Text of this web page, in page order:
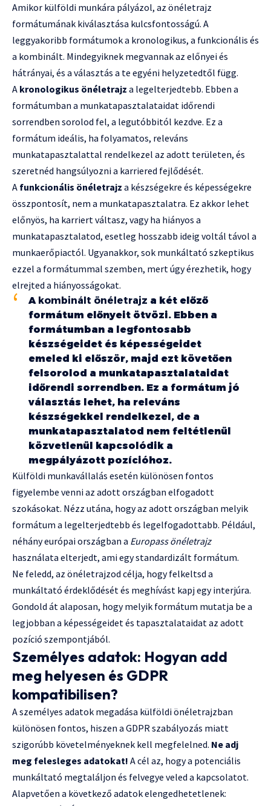
Amikor külföldi munkára pályázol, az önéletrajz
formátumának kiválasztása kulcsfontosságú. A
leggyakoribb formátumok a kronologikus, a funkcionális és
a kombinált. Mindegyiknek megvannak az előnyei és
hátrányai, és a választás a te egyéni helyzetedtől függ.
A kronologikus önéletrajz a legelterjedtebb. Ebben a
formátumban a munkatapasztalataidat időrendi
sorrendben sorolod fel, a legutóbbitól kezdve. Ez a
formátum ideális, ha folyamatos, releváns
munkatapasztalattal rendelkezel az adott területen, és
szeretnéd hangsúlyozni a karriered fejlődését.
A funkcionális önéletrajz a készségekre és képességekre
összpontosít, nem a munkatapasztalatra. Ez akkor lehet
előnyös, ha karriert váltasz, vagy ha hiányos a
munkatapasztalatod, esetleg hosszabb ideig voltál távol a
munkaerőpiactól. Ugyanakkor, sok munkáltató szkeptikus
ezzel a formátummal szemben, mert úgy érezhetik, hogy
elrejted a hiányosságokat.
A kombinált önéletrajz a két előző
formátum előnyeit ötvözi. Ebben a
formátumban a legfontosabb
készségeidet és képességeidet
emeled ki először, majd ezt követően
felsorolod a munkatapasztalataidat
időrendi sorrendben. Ez a formátum jó
választás lehet, ha releváns
készségekkel rendelkezel, de a
munkatapasztalatod nem feltétlenül
közvetlenül kapcsolódik a
megpályázott pozícióhoz.
Külföldi munkavállalás esetén különösen fontos
figyelembe venni az adott országban elfogadott
szokásokat. Nézz utána, hogy az adott országban melyik
formátum a legelterjedtebb és legelfogadottabb. Például,
néhány európai országban a Europass önéletrajz
használata elterjedt, ami egy standardizált formátum.
Ne feledd, az önéletrajzod célja, hogy felkeltsd a
munkáltató érdeklődését és meghívást kapj egy interjúra.
Gondold át alaposan, hogy melyik formátum mutatja be a
legjobban a képességeidet és tapasztalataidat az adott
pozíció szempontjából.
Személyes adatok: Hogyan add
meg helyesen és GDPR
kompatibilisen?
A személyes adatok megadása külföldi önéletrajzban
különösen fontos, hiszen a GDPR szabályozás miatt
szigorúbb követelményeknek kell megfelelned. Ne adj
meg felesleges adatokat! A cél az, hogy a potenciális
munkáltató megtaláljon és felvegye veled a kapcsolatot.
Alapvetően a következő adatok elengedhetetlenek: